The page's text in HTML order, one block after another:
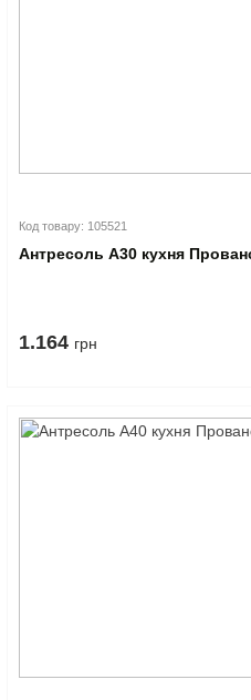
Код товару: 105521
Антресоль А30 кухня
1.164 грн